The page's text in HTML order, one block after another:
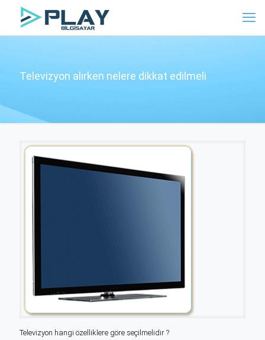
Televizyon alırken nelere dikkat edilmeli
Televizyon hangi özelliklere göre seçilmelidir ?